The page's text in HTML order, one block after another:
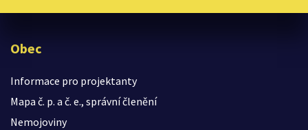
Obec
Informace pro projektanty
Mapa č. p. a č. e., správní členění
Nemojoviny